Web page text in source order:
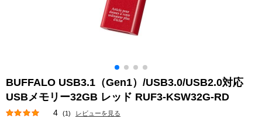
BUFFALO USB3.1（Gen1）/USB3.0/USB2.0対応
USBメモリー32GB レッド RUF3-KSW32G-RD
4 (1) レビューを見る